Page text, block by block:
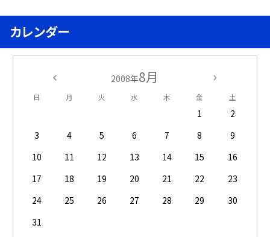
カレンダー
2008年8月
日 月 火 水 木 金 土
1
2
3
4 5 6 7 8
9
10
11 12 13 14 15
16
17
18 19 20 21 22
23
24
25 26 27 28 29
30
31